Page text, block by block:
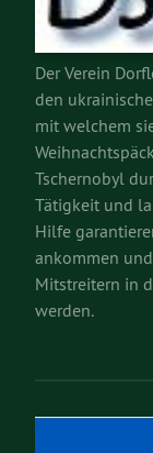
Der Verein
den
mit welchem
Tschernobyl
Tätigkeit und
Hilfe
ankommen
Mitstreitern in
werden.